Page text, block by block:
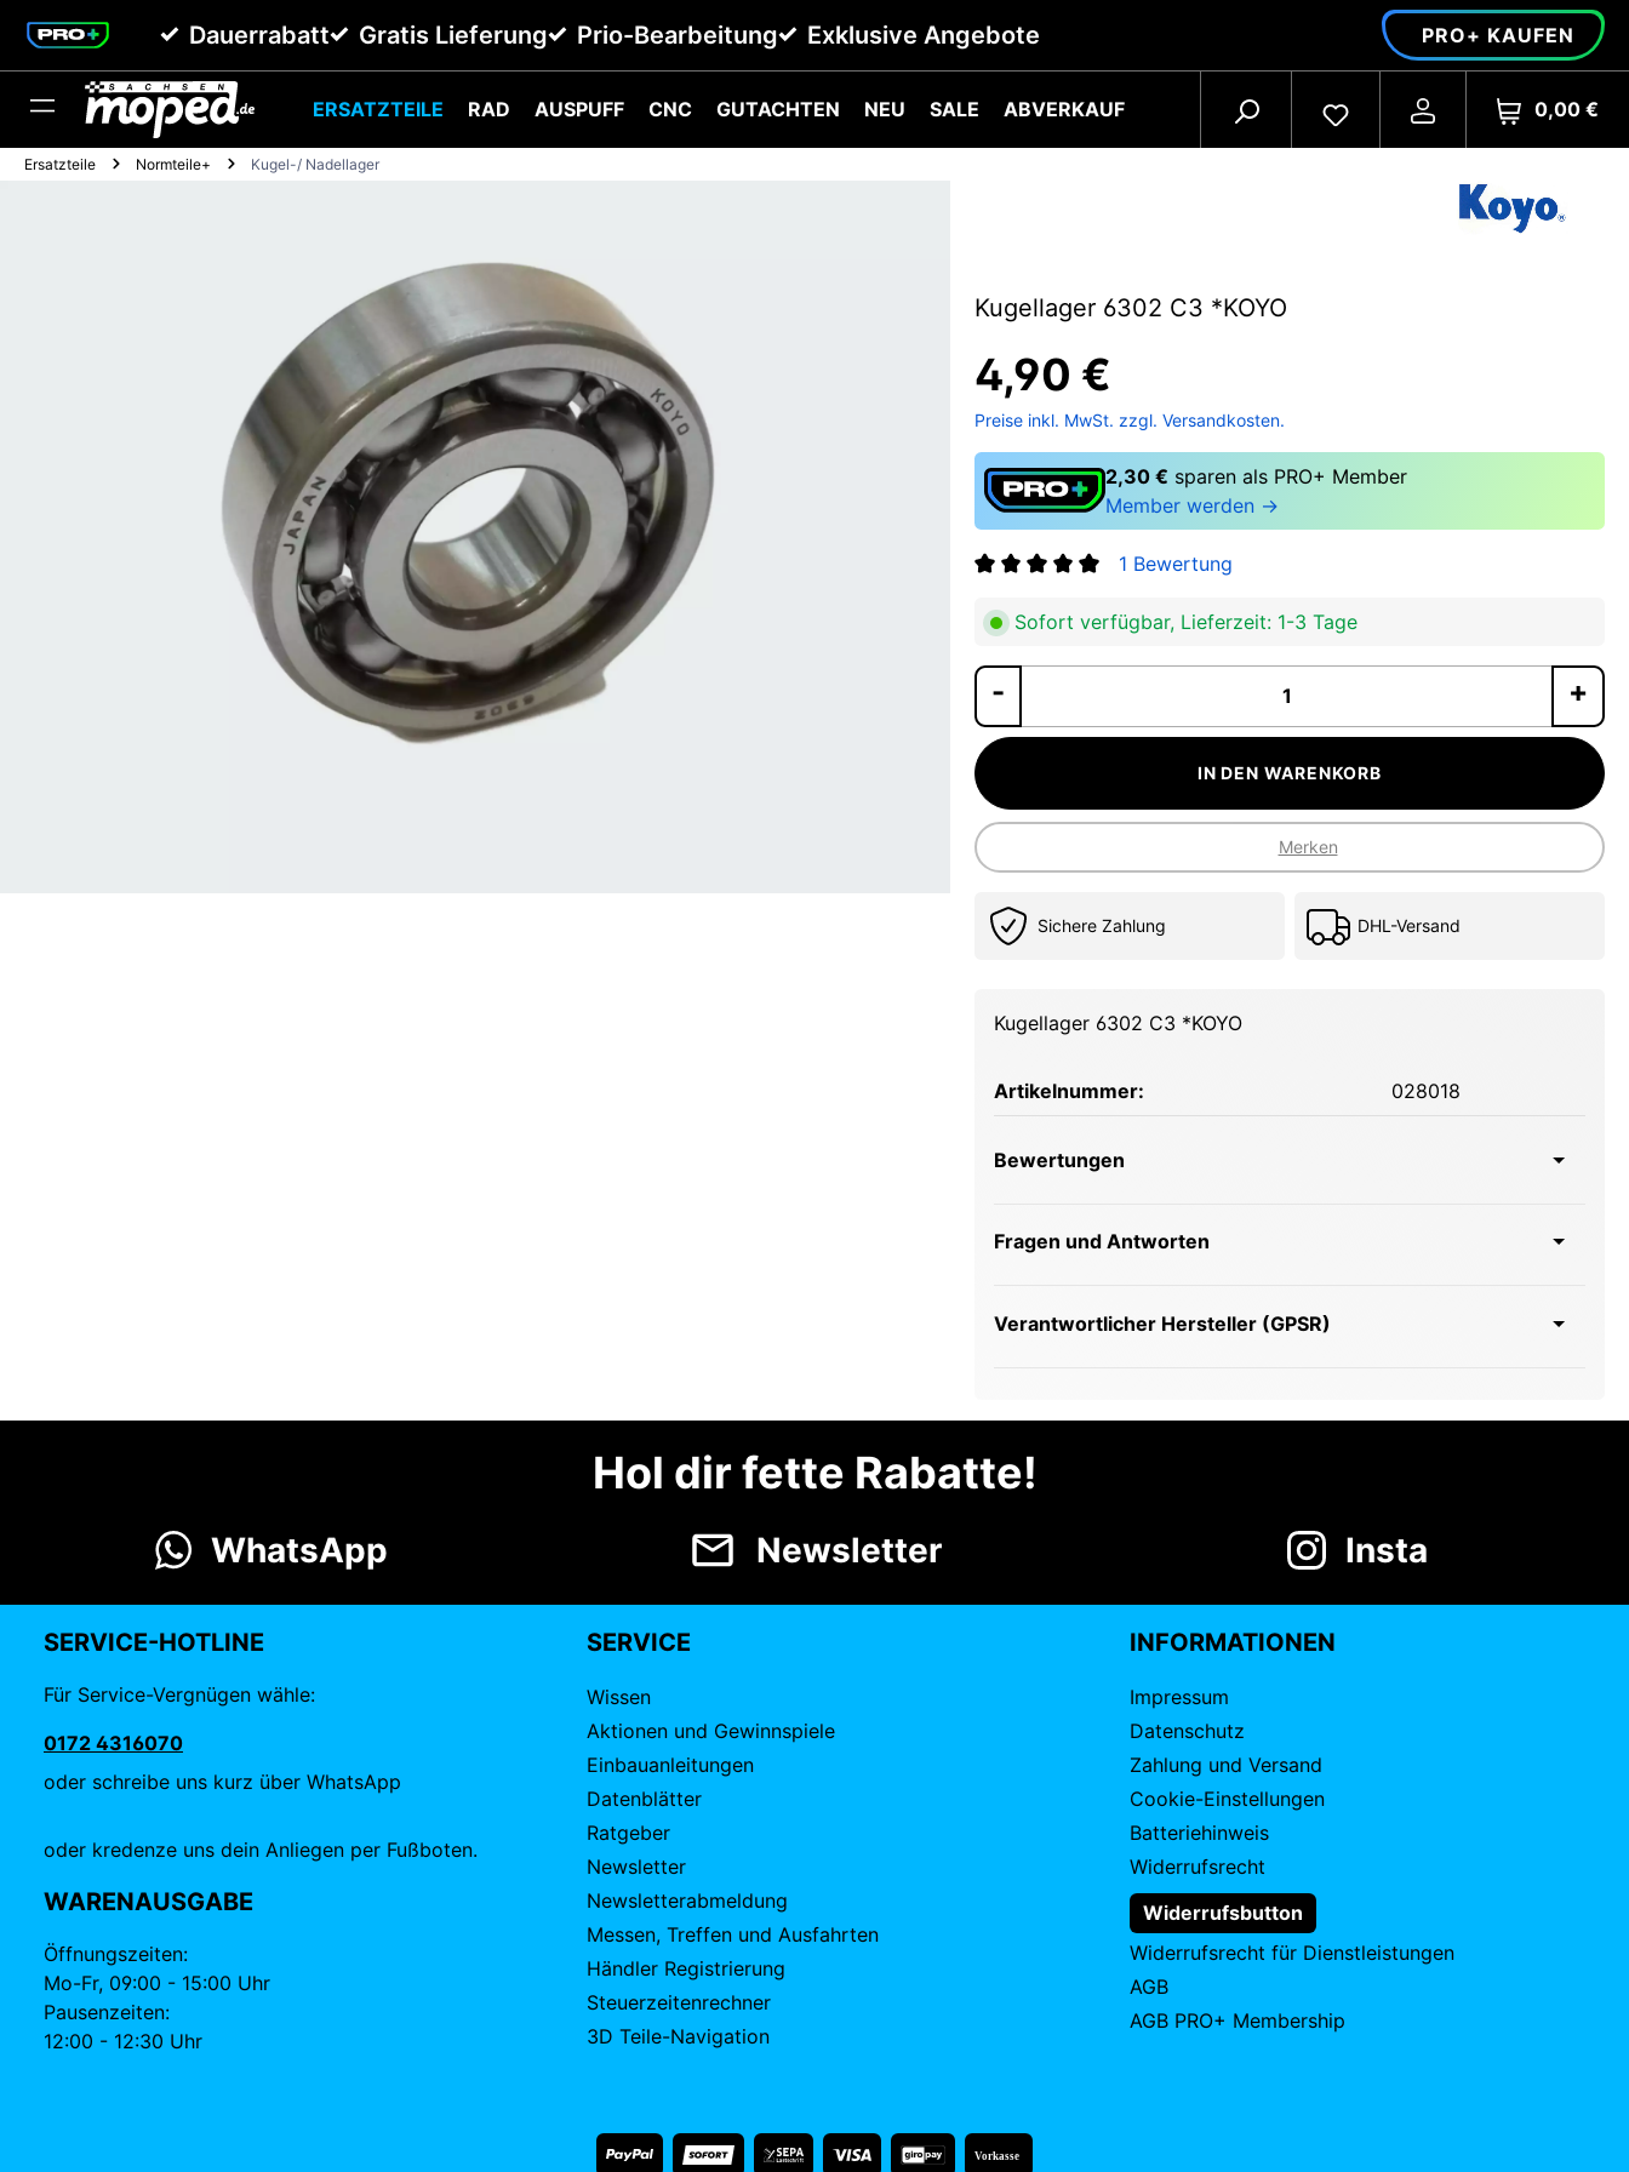
Zur Hauptnavigation springen
Dauerrabatt Gratis Lieferung Prio-Bearbeitung Exklusive Angebote PRO+ KAUFEN
ERSATZTEILE RAD AUSPUFF CNC GUTACHTEN NEU SALE ABVERKAUF 0,00 €
Ersatzteile Normteile+ Kugel-/ Nadellager
Kugellager 6302 C3 *KOYO
4,90 €
Preise inkl. MwSt. zzgl. Versandkosten.
2,30 € sparen als PRO+ Member
Member werden →
1 Bewertung
Sofort verfügbar, Lieferzeit: 1-3 Tage
IN DEN WARENKORB
Merken
Sichere Zahlung DHL-Versand
Kugellager 6302 C3 *KOYO
Artikelnummer: 028018
Bewertungen
Fragen und Antworten
Verantwortlicher Hersteller (GPSR)
Hol dir fette Rabatte!
WhatsApp Newsletter Insta
SERVICE-HOTLINE
Für Service-Vergnügen wähle:
0172 4316070
oder schreibe uns kurz über WhatsApp
oder kredenze uns dein Anliegen per Fußboten.
WARENAUSGABE
Öffnungszeiten:
Mo-Fr, 09:00 - 15:00 Uhr
Pausenzeiten:
12:00 - 12:30 Uhr
SERVICE
Wissen
Aktionen und Gewinnspiele
Einbauanleitungen
Datenblätter
Ratgeber
Newsletter
Newsletterabmeldung
Messen, Treffen und Ausfahrten
Händler Registrierung
Steuerzeitenrechner
3D Teile-Navigation
INFORMATIONEN
Impressum
Datenschutz
Zahlung und Versand
Cookie-Einstellungen
Batteriehinweis
Widerrufsrecht
Widerrufsbutton
Widerrufsrecht für Dienstleistungen
AGB
AGB PRO+ Membership
Vorkasse